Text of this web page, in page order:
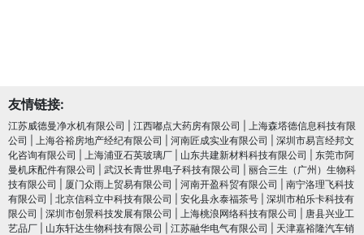
友情链接:
江苏威德曼净水机有限公司 江西嘟点大药房有限公司
上海森塔德信息科技有限
公司
上海谷裕房地产经纪有限公司 河南匠成实业有限公司
深圳市易言经邦文
化咨询有限公司
上海浦亚石英玻璃厂 山东共建新材料科技有限公司
东莞市阿
曼机床配件有限公司
武汉长青世界电子科技有限公司
丽合三生（广州）生物科
技有限公司
厦门众雨上贸易有限公司 河南开盈科贸有限公司
南宁洛理飞科技
有限公司
北京信科立中科技有限公司 安化县永泰福茶号
深圳市柏乐卡科技有
限公司
深圳市创景科技发展有限公司 上海桃浪网络科技有限公司
唐县兴业工
艺品厂
山东轩达生物科技有限公司 江苏融华电气有限公司
天津嘉裕隆汽车销